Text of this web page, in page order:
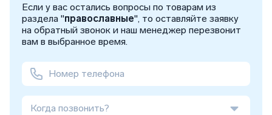
Если у вас остались вопросы по товарам из
раздела "православные", то оставляйте заявку
на обратный звонок и наш менеджер перезвонит
вам в выбранное время.
Когда позвонить?